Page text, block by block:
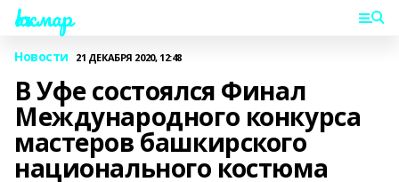
Һаҡмар
Новости 21 ДЕКАБРЯ 2020, 12:48
В Уфе состоялся Финал
Международного конкурса
мастеров башкирского
национального костюма